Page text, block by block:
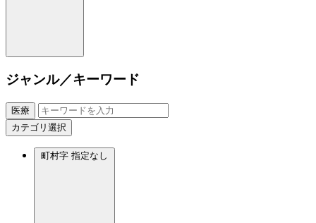
ジャンル／キーワード
医療
カテゴリ選択
町村字 指定なし